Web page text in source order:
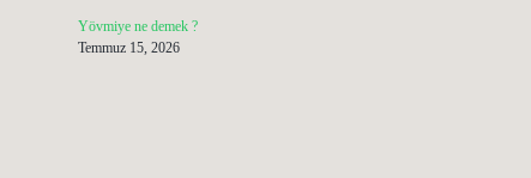
Yövmiye ne demek ?
Temmuz 15, 2026